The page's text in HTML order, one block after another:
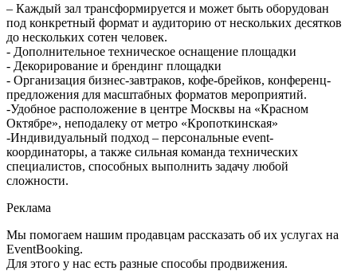
– Каждый зал трансформируется и может быть оборудован
под конкретный формат и аудиторию от нескольких десятков
до нескольких сотен человек.
- Дополнительное техническое оснащение площадки
- Декорирование и брендинг площадки
- Организация бизнес-завтраков, кофе-брейков, конференц-
предложения для масштабных форматов мероприятий.
-Удобное расположение в центре Москвы на «Красном
Октябре», неподалеку от метро «Кропоткинская»
-Индивидуальный подход – персональные event-
координаторы, а также сильная команда технических
специалистов, способных выполнить задачу любой
сложности.
Реклама
Мы помогаем нашим продавцам рассказать об их услугах на
EventBooking.
Для этого у нас есть разные способы продвижения.